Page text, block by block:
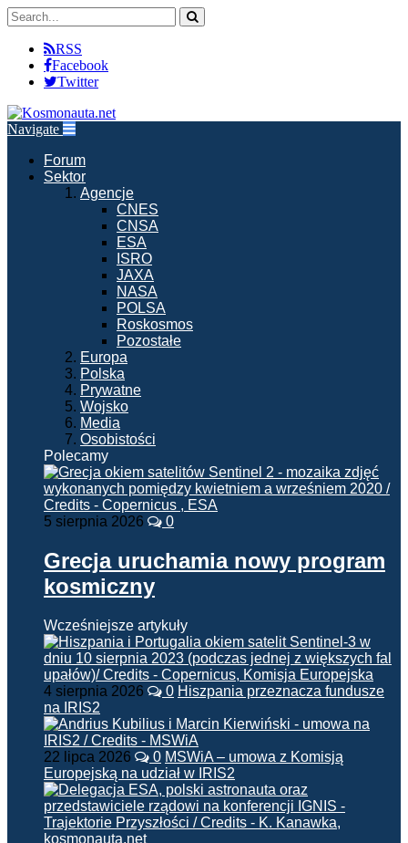
RSS
Facebook
Twitter
Navigate
Forum
Sektor
Agencje
CNES
CNSA
ESA
ISRO
JAXA
NASA
POLSA
Roskosmos
Pozostałe
Europa
Polska
Prywatne
Wojsko
Media
Osobistości
Polecamy
5 sierpnia 2026 0
Grecja uruchamia nowy program
kosmiczny
Wcześniejsze artykuły
4 sierpnia 2026 0 Hiszpania przeznacza fundusze
na IRIS2
22 lipca 2026 0 MSWiA – umowa z Komisją
Europejską na udział w IRIS2